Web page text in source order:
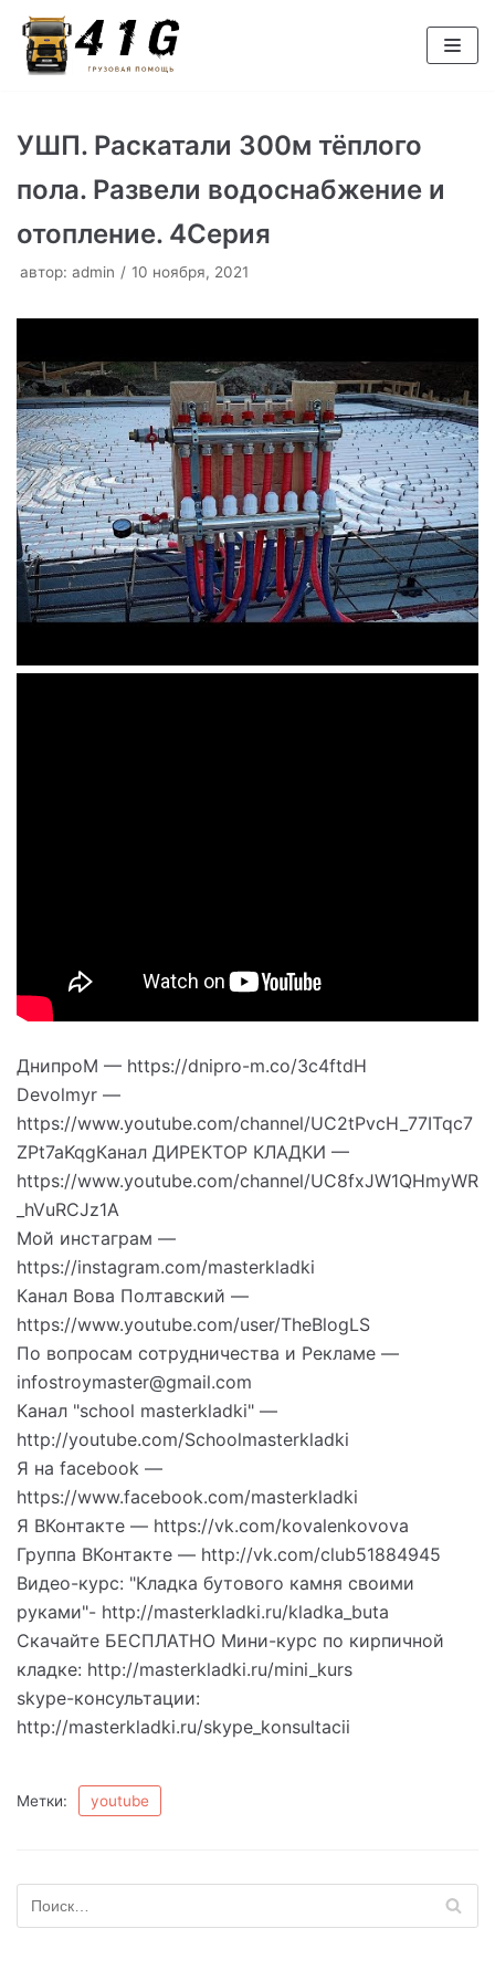
Перейти
к
УШП. Раскатали 300м тёплого
пола. Развели водоснабжение и
отопление. 4Cерия
автор: admin 10 ноября, 2021
ДнипроМ — https://dnipro-m.co/3c4ftdH
Devolmyr —
https://www.youtube.com/channel/UC2tPvcH_77ITqc7
ZPt7aKqgКанал ДИРЕКТОР КЛАДКИ —
https://www.youtube.com/channel/UC8fxJW1QHmyWR
_hVuRCJz1A
Мой инстаграм —
https://instagram.com/masterkladki
Канал Вова Полтавский —
https://www.youtube.com/user/TheBlogLS
По вопросам сотрудничества и Рекламе —
infostroymaster@gmail.com
Канал "school masterkladki" —
http://youtube.com/Schoolmasterkladki
Я на facebook —
https://www.facebook.com/masterkladki
Я ВКонтакте — https://vk.com/kovalenkovova
Группа ВКонтакте — http://vk.com/club51884945
Видео-курс: "Кладка бутового камня своими
руками"- http://masterkladki.ru/kladka_buta
Скачайте БЕСПЛАТНО Мини-курс по кирпичной
кладке: http://masterkladki.ru/mini_kurs
skype-консультации:
http://masterkladki.ru/skype_konsultacii
Метки: youtube